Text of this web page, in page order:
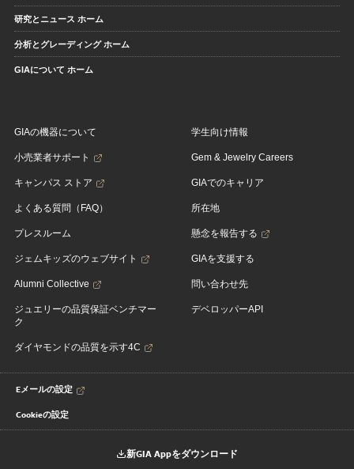
研究とニュース ホーム
分析とグレーディング ホーム
GIAについて ホーム
GIAの機器について
小売業者サポート
キャンパス ストア
よくある質問（FAQ）
プレスルーム
ジェムキッズのウェブサイト
Alumni Collective
ジュエリーの品質保証ベンチマー
ク
ダイヤモンドの品質を示す4C
学生向け情報
Gem & Jewelry Careers
GIAでのキャリア
所在地
懸念を報告する
GIAを支援する
問い合わせ先
デベロッパーAPI
Eメールの設定
Cookieの設定
新GIA Appをダウンロード